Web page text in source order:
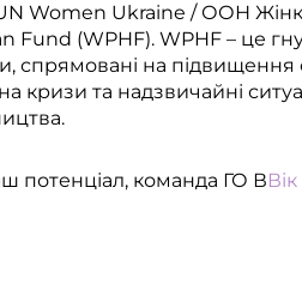
Women Ukraine / ООН
Fund (WPHF). WPHF – це
спрямовані на
кризи та надзвичайні
потенціал, команда ГО В